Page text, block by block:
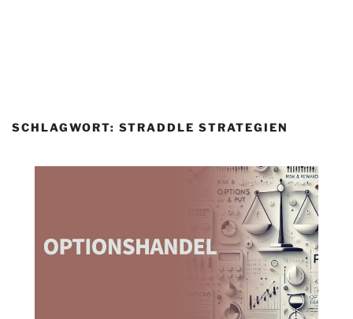
SCHLAGWORT: STRADDLE STRATEGIEN